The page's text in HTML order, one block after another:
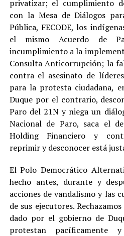
privatizar; el cumplimiento
con la Mesa de Diálogos
Pública, FECODE, los
el mismo Acuerdo de
incumplimiento a la
Consulta Anticorrupción; la
contra el asesinato de
para la protesta ciudadana,
Duque por el contrario,
Paro del 21N y niega un
Nacional de Paro, saca el
Holding Financiero y
reprimir y desconocer está
El Polo Democrático
hecho antes, durante y
acciones de vandalismo y las
de sus ejecutores.
dado por el gobierno de
protestan